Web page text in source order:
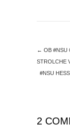
← OB #NSU
STROLCHE
#NSU
2